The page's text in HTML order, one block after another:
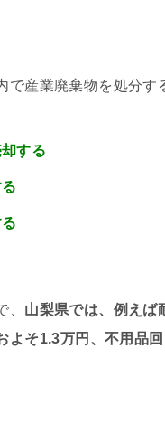
産業廃棄物を処分す
する
、 山梨県では、例えば
よそ1.3万円、不用品